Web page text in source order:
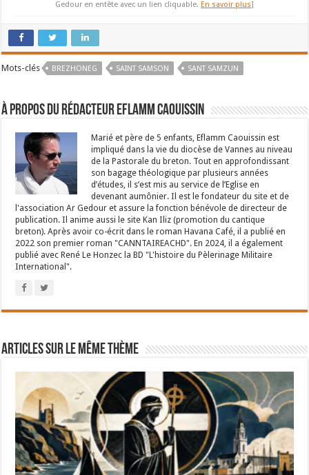
Gedour en entête avec un lien cliquable. En savoir plus]
Mots-clés BREZHONEG SAINT SAMSON SANT SAMZUN
À propos du rédacteur Eflamm Caouissin
Marié et père de 5 enfants, Eflamm Caouissin est
impliqué dans la vie du diocèse de Vannes au niveau
de la Pastorale du breton. Tout en approfondissant
son bagage théologique par plusieurs années
d’études, il s’est mis au service de l’Eglise en
devenant aumônier. Il est le fondateur du site et de
l'association Ar Gedour et assure la fonction bénévole de directeur de
publication. Il anime aussi le site Kan Iliz (promotion du cantique
breton). Après avoir co-écrit dans le roman Havana Café, il a publié en
2022 son premier roman "CANNTAIREACHD". En 2024, il a également
publié avec René Le Honzec la BD "L'histoire du Pèlerinage Militaire
International".
Articles sur le même thème